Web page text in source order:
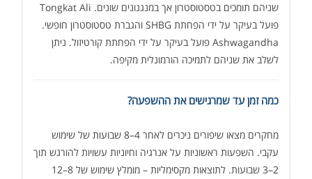
שניהם תומכים בטסטוסטרון אך במנגנונים שונים. Tongkat Ali
פועל בעיקר על ידי הפחתת SHBG והגברת טסטוסטרון חופשי.
Ashwagandha פועל בעיקר על ידי הפחתת קורטיזול. ניתן
לשלב את שניהם לתמיכה הורמונלית מקיפה.
כמה זמן עד שמרגישים את ההשפעה?
מחקרים מצאו שיפורים ניכרים לאחר 4–8 שבועות של שימוש
עקבי. השפעות ראשוניות על אנרגיה וחיוניות עשויות להורגש תוך
2–3 שבועות. לתוצאות מקסימליות – מומלץ שימוש של 8–12